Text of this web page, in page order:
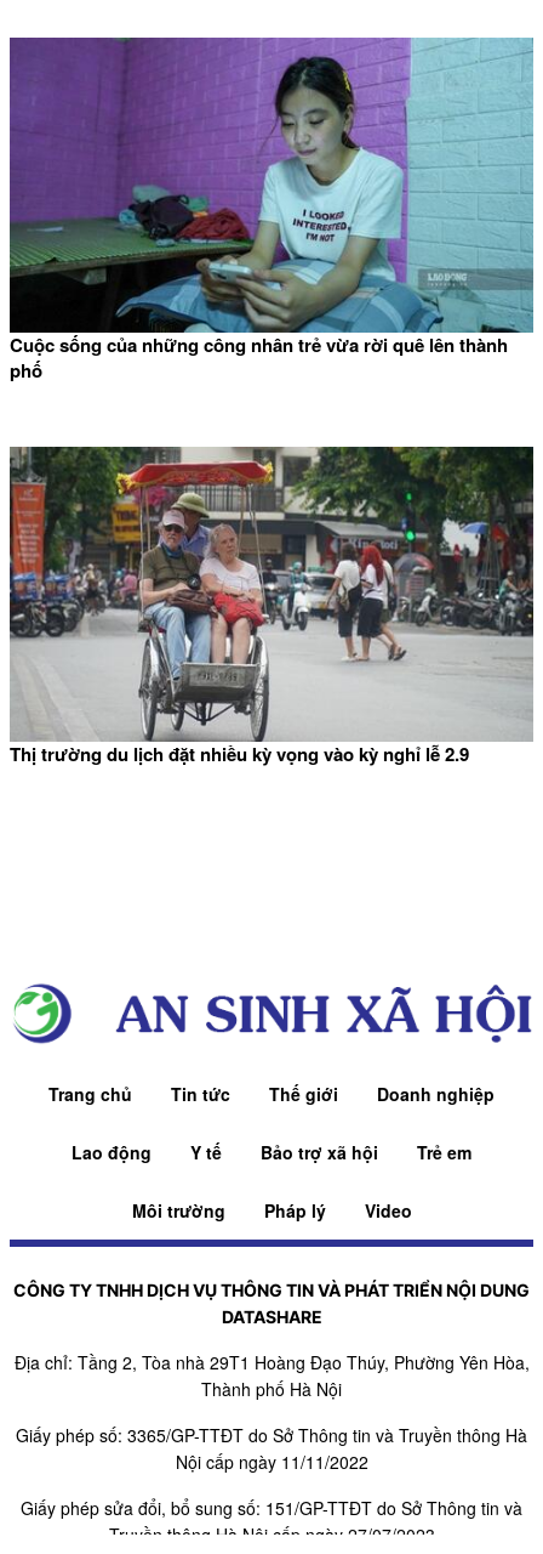
Cuộc sống của những công nhân trẻ vừa rời quê lên thành
phố
Thị trường du lịch đặt nhiều kỳ vọng vào kỳ nghỉ lễ 2.9
Trang chủ Tin tức Thế giới Doanh nghiệp
Lao động Y tế Bảo trợ xã hội Trẻ em
Môi trường Pháp lý Video
CÔNG TY TNHH DỊCH VỤ THÔNG TIN VÀ PHÁT TRIỂN NỘI DUNG
DATASHARE
Địa chỉ: Tầng 2, Tòa nhà 29T1 Hoàng Đạo Thúy, Phường Yên Hòa,
Thành phố Hà Nội
Giấy phép số: 3365/GP-TTĐT do Sở Thông tin và Truyền thông Hà
Nội cấp ngày 11/11/2022
Giấy phép sửa đổi, bổ sung số: 151/GP-TTĐT do Sở Thông tin và
Truyền thông Hà Nội cấp ngày 27/07/2023